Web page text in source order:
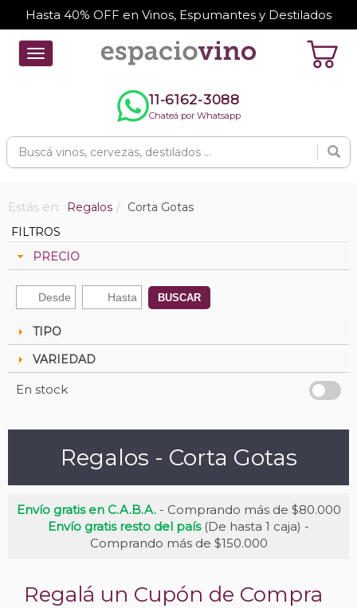
Hasta 40% OFF en Vinos, Espumantes y Destilados
Toggle
navigation
11-6162-3088
Chateá por Whatsapp
Estás en: Regalos
Corta Gotas
FILTROS
PRECIO
BUSCAR
TIPO
VARIEDAD
En stock
Regalos - Corta Gotas
Envío gratis en C.A.B.A.- Comprando más de $80.000
Envío gratis resto del país(De hasta 1 caja) -
Comprando más de $150.000
Regalá un Cupón de Compra